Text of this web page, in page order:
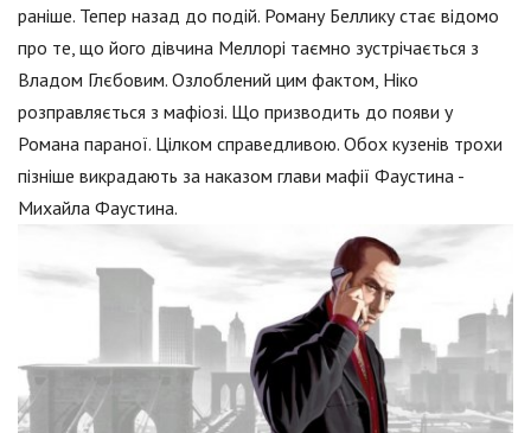
раніше. Тепер назад до подій. Роману Беллику стає відомо
про те, що його дівчина Меллорі таємно зустрічається з
Владом Глєбовим. Озлоблений цим фактом, Ніко
розправляється з мафіозі. Що призводить до появи у
Романа параної. Цілком справедливою. Обох кузенів трохи
пізніше викрадають за наказом глави мафії Фаустина -
Михайла Фаустина.